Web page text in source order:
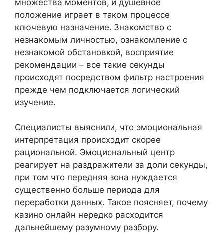
множества моментов, и душевное
положение играет в таком процессе
ключевую назначение. Знакомство с
незнакомым личностью, ознакомление с
незнакомой обстановкой, восприятие
рекомендации – все такие секунды
происходят посредством фильтр настроения
прежде чем подключается логический
изучение.
Специалисты выяснили, что эмоциональная
интерпретация происходит скорее
рациональной. Эмоциональный центр
реагирует на раздражители за доли секунды,
при том что передняя зона нуждается
существенно больше периода для
переработки данных. Такое поясняет, почему
казино онлайн нередко расходится
дальнейшему разумному разбору.